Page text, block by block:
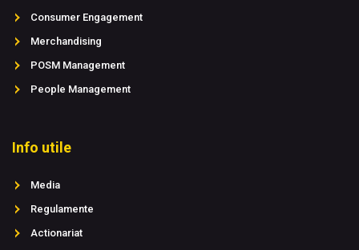
Consumer Engagement
Merchandising
POSM Management
People Management
Info utile
Media
Regulamente
Actionariat